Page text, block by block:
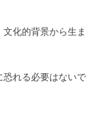
化的背景から生ま
恐れる必要はないで